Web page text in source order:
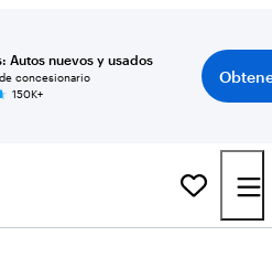
Autos nuevos y usados
concesionario
150K+